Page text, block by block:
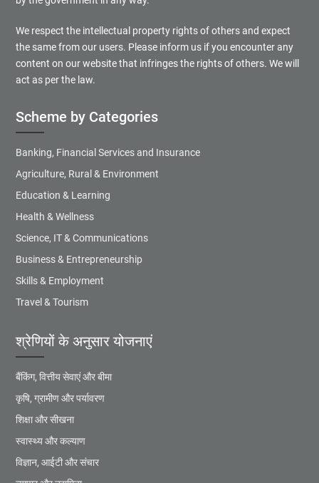
We respect the intellectual property rights of others and expect
the same from our users. Please inform us if you encounter any
content on our website that infringes the rights of others. We will
act as per the law.
Scheme by Categories
Banking, Financial Services and Insurance
Agriculture, Rural & Environment
Education & Learning
Health & Wellness
Science, IT & Communications
Business & Entrepreneurship
Skills & Employment
Travel & Tourism
श्रेणियों के अनुसार योजनाएं
बैंकिंग, वित्तीय सेवाएं और बीमा
कृषि, ग्रामीण और पर्यावरण
शिक्षा और सीखना
स्वास्थ्य और कल्याण
विज्ञान, आईटी और संचार